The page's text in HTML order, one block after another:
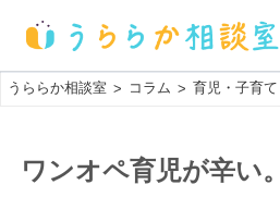
うららか相談室 > コラム > 育児・子育て
ワンオペ育児が辛い